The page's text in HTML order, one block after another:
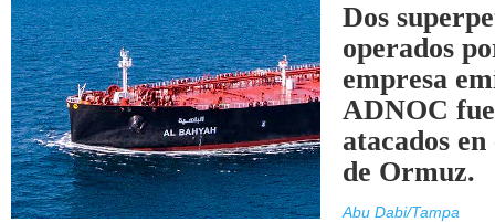
Dos
operados
empresa
ADNOC
atacados
de Ormuz.
Abu Dabi/Tampa